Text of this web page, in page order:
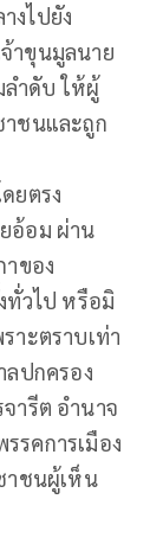
งไปยัง
าขุนมูลนาย
ำดับ ให้ผู้
าชนและถูก
ยตรง
อ้อม ผ่าน
าของ
ทั่วไป หรือมิ
าะตราบเท่า
ลปกครอง
ารีต อำนาจ
รคการเมือง
าชนผู้เห็น